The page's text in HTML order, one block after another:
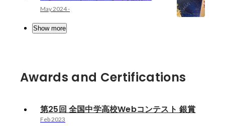
May 2024-
Show more
Awards and Certifications
第25回 全国中学高校Webコンテスト 銀賞
Feb 2023